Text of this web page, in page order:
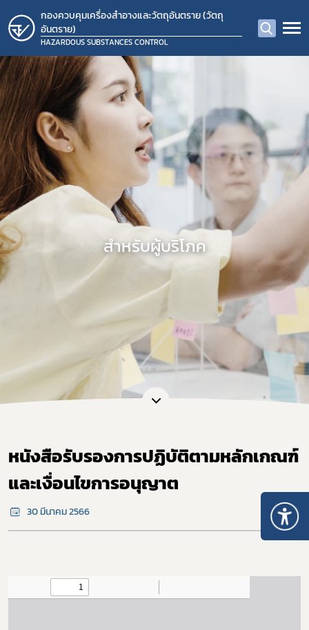
กองควบคุมเครื่องสำอางและวัตถุอันตราย (วัตถุ
อันตราย)
HAZARDOUS SUBSTANCES CONTROL
สำหรับผู้บริโภค
หนังสือรับรองการปฏิบัติตามหลักเกณฑ์
และเงื่อนไขการอนุญาต
30 มีนาคม 2566